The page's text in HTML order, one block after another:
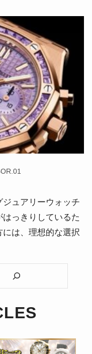
ュアリーウォッチ
っきりしているた
は、理想的な選択